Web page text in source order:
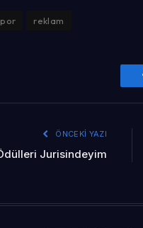
reklam
ÖNCEKI YAZI
Jurisindeyim